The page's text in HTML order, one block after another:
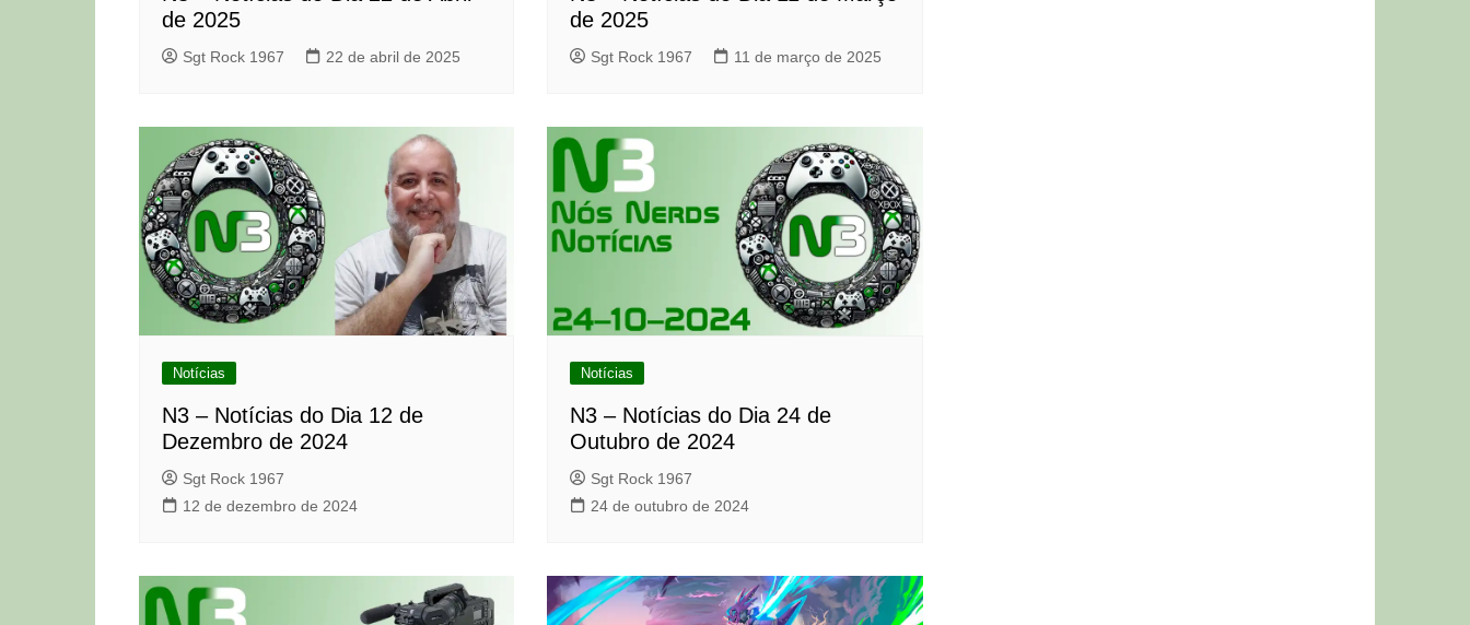
de 2025
Sgt Rock 1967 22 de abril de 2025
de 2025
Sgt Rock 1967 11 de março de 2025
Notícias
N3 – Notícias do Dia 12 de
Dezembro de 2024
Sgt Rock 1967
12 de dezembro de 2024
Notícias
N3 – Notícias do Dia 24 de
Outubro de 2024
Sgt Rock 1967
24 de outubro de 2024